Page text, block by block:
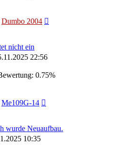
Dumbo 2004
nicht ein
22:56
0.75%
Me109G-14
wurde Neuaufbau.
10:35